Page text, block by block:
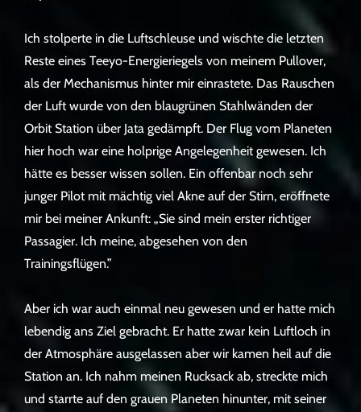
Ich stolperte in die Luftschleuse und wischte die letzten
Reste eines Teeyo-Energieriegels von meinem Pullover,
als der Mechanismus hinter mir einrastete. Das Rauschen
der Luft wurde von den blaugrünen Stahlwänden der
Orbit Station über Jata gedämpft. Der Flug vom Planeten
hier hoch war eine holprige Angelegenheit gewesen. Ich
hätte es besser wissen sollen. Ein offenbar noch sehr
junger Pilot mit mächtig viel Akne auf der Stirn, eröffnete
mir bei meiner Ankunft: „Sie sind mein erster richtiger
Passagier. Ich meine, abgesehen von den
Trainingsflügen.”
Aber ich war auch einmal neu gewesen und er hatte mich
lebendig ans Ziel gebracht. Er hatte zwar kein Luftloch in
der Atmosphäre ausgelassen aber wir kamen heil auf die
Station an. Ich nahm meinen Rucksack ab, streckte mich
und starrte auf den grauen Planeten hinunter, mit seiner